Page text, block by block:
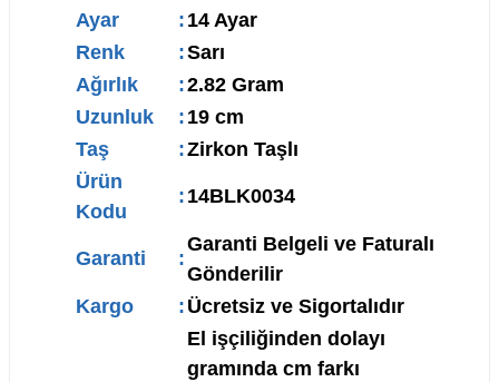
Ayar
: 14 Ayar
Renk
:Sarı
Ağırlık
:2.82 Gram
Uzunluk
: 19 cm
Taş
:Zirkon Taşlı
Ürün
Kodu
: 14BLK0034
Garanti :
Garanti Belgeli ve Faturalı
Gönderilir
Kargo
: Ücretsiz ve Sigortalıdır
El işçiliğinden dolayı
gramında cm farkı